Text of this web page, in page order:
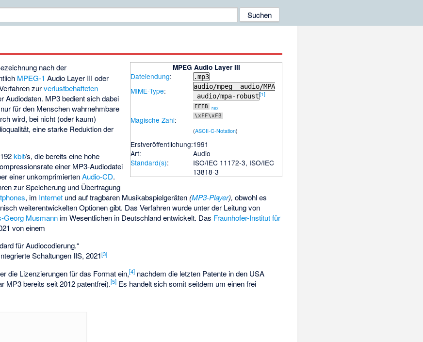
MPEG Audio Layer III
Dateiendung: .mp3
MIME-Type:
audio/mpeg audio/MPA
audio/mpa-robust[1]
Magische Zahl:
FFFB hex
\xFF\xFB
(ASCII-C-Notation)
Erstveröffentlichung:1991
Art:
Audio
Standard(s):
ISO/IEC 11172-3, ISO/IEC
13818-3
nach der
MPEG-1 Audio Layer III oder
zurverlustbehafteten
Audiodaten. MP3 bedient sich dabei
für den Menschen wahrnehmbare
wird, bei nicht (oder kaum)
eine starke Reduktion der
kbit/s, die bereits eine hohe
einer MP3-Audiodatei
einer unkomprimiertenAudio-CD.
zur Speicherung und Übertragung
, im Internet und auf tragbaren Musikabspielgeräten (MP3-Player), obwohl es
weiterentwickelten Optionen gibt. Das Verfahren wurde unter der Leitung von
Georg Musmann im Wesentlichen in Deutschland entwickelt. Das Fraunhofer-Institut für
von einem
für Audiocodierung.“
Schaltungen IIS, 2021[3]
die Lizenzierungen für das Format ein,[4] nachdem die letzten Patente in den USA
MP3 bereits seit 2012 patentfrei).[5] Es handelt sich somit seitdem um einen frei